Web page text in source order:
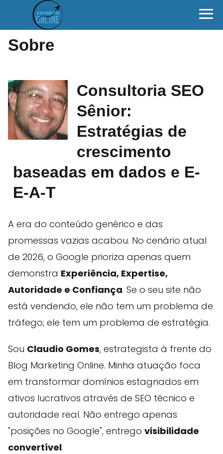
Sobre
Consultoria SEO
Sênior:
Estratégias de
crescimento
baseadas em dados e E-
E-A-T
A era do conteúdo genérico e das
promessas vazias acabou. No cenário atual
de 2026, o Google prioriza apenas quem
demonstra Experiência, Expertise,
Autoridade e Confiança. Se o seu site não
está vendendo, ele não tem um problema de
tráfego; ele tem um problema de estratégia.
Sou Claudio Gomes, estrategista à frente do
Blog Marketing Online. Minha atuação foca
em transformar domínios estagnados em
ativos lucrativos através de SEO técnico e
autoridade real. Não entrego apenas
"posições no Google", entrego visibilidade
convertível.